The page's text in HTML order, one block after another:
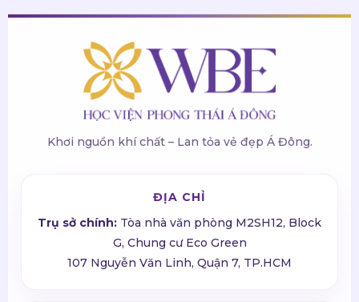
Khơi nguồn khí chất – Lan tỏa vẻ đẹp Á Đông.
ĐỊA CHỈ
Trụ sở chính: Tòa nhà văn phòng M2SH12, Block
G, Chung cư Eco Green
107 Nguyễn Văn Linh, Quận 7, TP.HCM